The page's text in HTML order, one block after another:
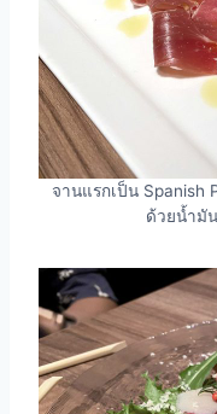
จานแรกเป็น Spanish
ด้วยน้ำมั